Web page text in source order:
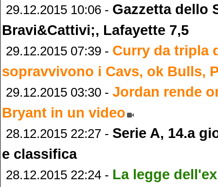
29.12.2015 10:06 - Gazzetta dello
Bravi&Cattivi;, Lafayette 7,5
29.12.2015 07:39 - Curry da tripla
sopravvivono i Cavs, ok Bulls,
29.12.2015 03:30 - Jordan rende
Bryant in un video
28.12.2015 22:27 - Serie A, 14.a
e classifica
28.12.2015 22:24 - La legge